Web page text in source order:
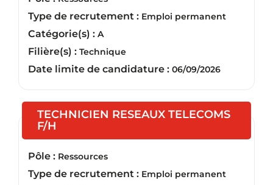
Type de recrutement : Emploi permanent
Catégorie(s) : A
Filière(s) : Technique
Date limite de candidature : 06/09/2026
TECHNICIEN RESEAUX TELECOMS
F/H
Pôle : Ressources
Type de recrutement : Emploi permanent